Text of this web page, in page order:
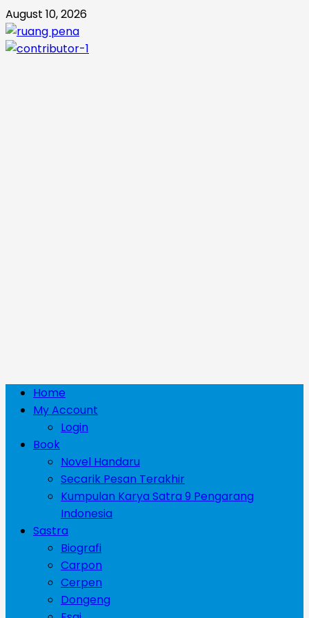
Skip
to
content
August 10, 2026
Primary
Menu
Home
My Account
Login
Book
Novel Handaru
Secarik Pesan Terakhir
Kumpulan Karya Satra 9 Pengarang
Indonesia
Sastra
Biografi
Carpon
Cerpen
Dongeng